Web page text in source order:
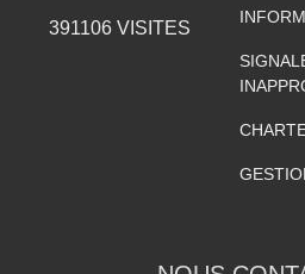
391106VISITES